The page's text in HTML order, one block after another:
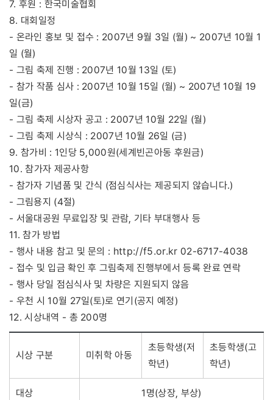
7. 후원 : 한국미술협회
8. 대회일정
- 온라인 홍보 및 접수 : 2007년 9월 3일 (월) ~ 2007년 10월 1
일 (월)
- 그림 축제 진행 : 2007년 10월 13일 (토)
- 참가 작품 심사 : 2007년 10월 15일 (월) ~ 2007년 10월 19
일(금)
- 그림 축제 시상자 공고 : 2007년 10월 22일 (월)
- 그림 축제 시상식 : 2007년 10월 26일 (금)
9. 참가비 : 1인당 5,000원(세계빈곤아동 후원금)
10. 참가자 제공사항
- 참가자 기념품 및 간식 (점심식사는 제공되지 않습니다.)
- 그림용지 (4절)
- 서울대공원 무료입장 및 관람, 기타 부대행사 등
11. 참가 방법
- 행사 내용 참고 및 문의 : http://f5.or.kr 02-6717-4038
- 접수 및 입금 확인 후 그림축제 진행부에서 등록 완료 연락
- 행사 당일 점심식사 및 차량은 지원되지 않음
- 우천 시 10월 27일(토)로 연기(공지 예정)
12. 시상내역 - 총 200명
시상 구분 미취학 아동
초등학생(저
학년)
초등학생(고
학년)
대상 1명(상장, 부상)